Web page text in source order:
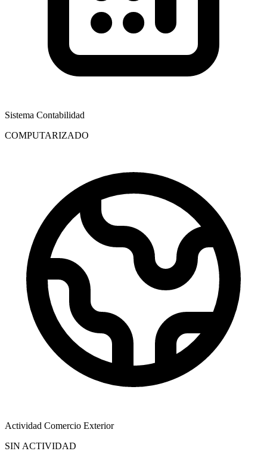
Sistema Contabilidad
COMPUTARIZADO
Actividad Comercio Exterior
SIN ACTIVIDAD